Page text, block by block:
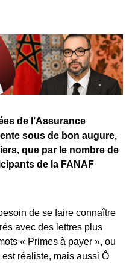
de l’Assurance
sous de bon augure,
que par le nombre de
de la FANAF
de se faire connaître
avec des lettres plus
« Primes à payer », ou
réaliste, mais aussi Ô